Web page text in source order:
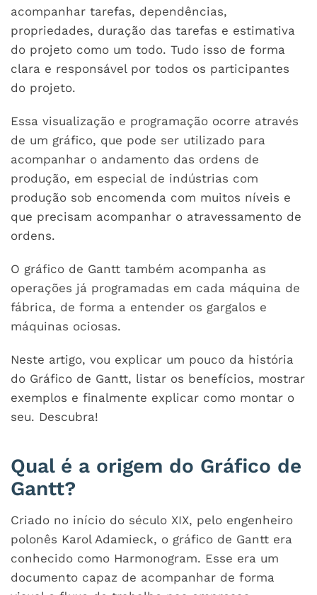
acompanhar tarefas, dependências,
propriedades, duração das tarefas e estimativa
do projeto como um todo. Tudo isso de forma
clara e responsável por todos os participantes
do projeto.
Essa visualização e programação ocorre através
de um gráfico, que pode ser utilizado para
acompanhar o andamento das ordens de
produção, em especial de indústrias com
produção sob encomenda com muitos níveis e
que precisam acompanhar o atravessamento de
ordens.
O gráfico de Gantt também acompanha as
operações já programadas em cada máquina de
fábrica, de forma a entender os gargalos e
máquinas ociosas.
Neste artigo, vou explicar um pouco da história
do Gráfico de Gantt, listar os benefícios, mostrar
exemplos e finalmente explicar como montar o
seu. Descubra!
Qual é a origem do Gráfico de
Gantt?
Criado no início do século XIX, pelo engenheiro
polonês Karol Adamieck, o gráfico de Gantt era
conhecido como Harmonogram. Esse era um
documento capaz de acompanhar de forma